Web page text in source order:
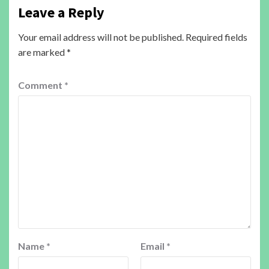
Leave a Reply
Your email address will not be published. Required fields
are marked*
Comment *
Name * Email *